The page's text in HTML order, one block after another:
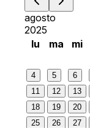
agosto
2025
lu
ma mi
4
5 6
11
12 13
18
19 20
25
26 27